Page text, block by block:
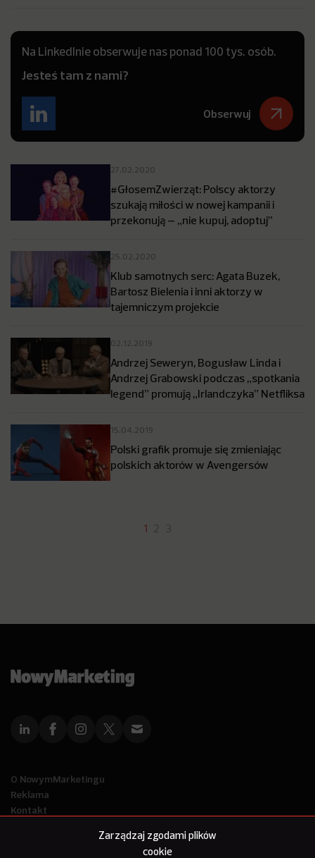
Zarządzaj zgodami plików
cookie
Na LinkedInie obserwuje nas ponad 100 tys. osób.
Jesteś tam z nami?
Obserwuj
27.02.2020
#GłosemZwierząt: Polscy aktorzy
szukają miłości w nowej kampanii i
przekonują – „nie kupuj, adoptuj”
25.02.2020
Klub samotnych serc: Agata Buzek,
Bartosz Bielenia i inni aktorzy w
tajemniczym projekcie
02.12.2019
Andrzej Seweryn, Bogusław Linda i
Andrzej Grabowski podczas „spotkania
legend” promują „Irlandczyka” Netfliksa
15.04.2019
Polski grafik promuje się zmieniając
polskich aktorów w Avengersów
1 2 3
O NowymMarketingu
Reklama
Kontakt